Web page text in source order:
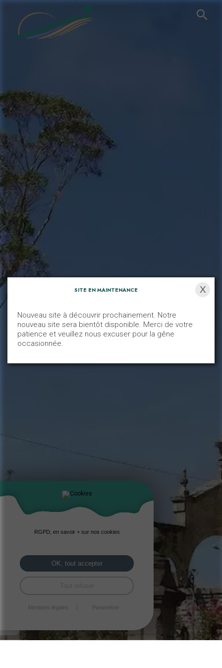
Le JDD
SITE EN MAINTENANCE X
Nouveau site à découvrir prochainement. Notre
nouveau site sera bientôt disponible. Merci de votre
patience et veuillez nous excuser pour la gêne
occasionnée.
RGPD, en savoir + sur nos cookies
OK, tout accepter
Mentions légales Paramétrer